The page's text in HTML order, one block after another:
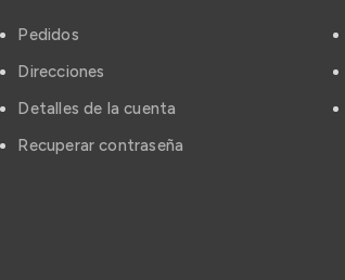
Pedidos
Direcciones
Detalles de la cuenta
Recuperar contraseña